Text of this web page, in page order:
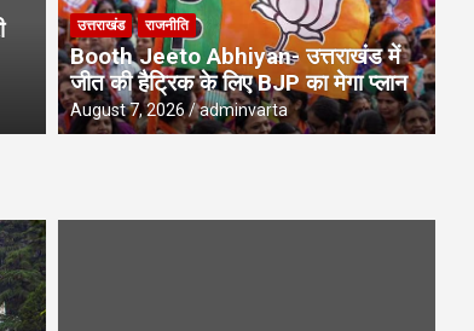
22 हजार उपनल कर्मचारियों
उत्तराखंड राजनीति
Booth Jeeto Abhiyan- उत्तराखंड में
जीत की हैट्रिक के लिए BJP का मेगा प्लान
August 7, 2026 adminvarta